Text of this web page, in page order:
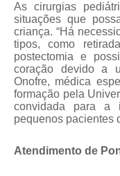
As cirurgias
situações que
criança. “Há
tipos, como
postectomia e
coração devido a
Onofre, médica
formação pela
convidada para a
pequenos pacientes
Atendimento de